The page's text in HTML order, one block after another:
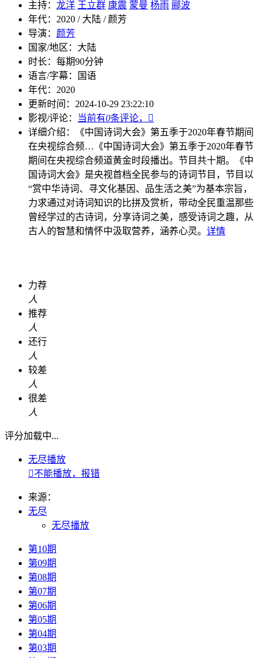
主持： 龙洋 王立群 康震 蒙曼 杨雨 郦波
年代： 2020 / 大陆 / 颜芳
导演： 颜芳
国家/地区： 大陆
时长： 每期90分钟
语言/字幕：
国语
年代： 2020
更新时间： 2024-10-29 23:22:10
影视/评论：
当前有0条评论，

详细介绍：
《中国诗词大会》第五季于2020年春节期间
在央视综合频… 《中国诗词大会》第五季于2020年春节
期间在央视综合频道黄金时段播出。节目共十期。《中
国诗词大会》是央视首档全民参与的诗词节目，节目以
“赏中华诗词、寻文化基因、品生活之美”为基本宗旨，
力求通过对诗词知识的比拼及赏析，带动全民重温那些
曾经学过的古诗词，分享诗词之美，感受诗词之趣，从
古人的智慧和情怀中汲取营养，涵养心灵。 详情
力荐
人
推荐
人
还行
人
较差
人
很差
人
评分加载中...
无尽播放
不能播放，报错
来源：
无尽
无尽播放
第10期
第09期
第08期
第07期
第06期
第05期
第04期
第03期